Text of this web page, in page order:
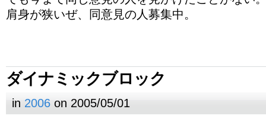
肩身が狭いぜ、同意見の人募集中。
ダイナミックブロック
in 2006 on 2005/05/01